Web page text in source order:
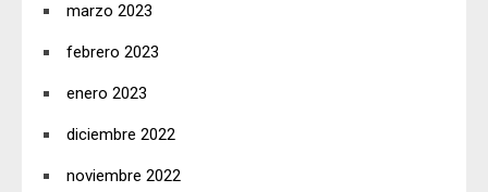
marzo 2023
febrero 2023
enero 2023
diciembre 2022
noviembre 2022